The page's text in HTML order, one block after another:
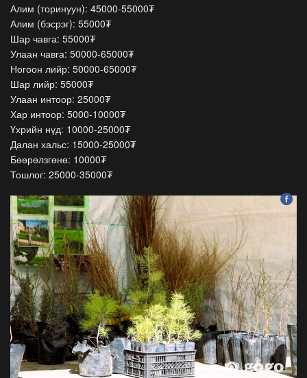
Алим (торинуун): 45000-55000₮
Алим (бэсрэг): 55000₮
Шар чавга: 55000₮
Улаан чавга: 50000-65000₮
Ногоон лийр: 50000-65000₮
Шар лийр: 55000₮
Улаан интоор: 25000₮
Хар интоор: 5000-10000₮
Үхрийн нүд: 10000-25000₮
Далан хальс: 15000-25000₮
Бөөрөлзгөнө: 10000₮
Тошлог: 25000-35000₮